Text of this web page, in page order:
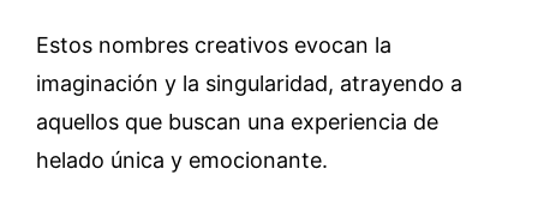
Estos nombres creativos evocan la
imaginación y la singularidad, atrayendo a
aquellos que buscan una experiencia de
helado única y emocionante.